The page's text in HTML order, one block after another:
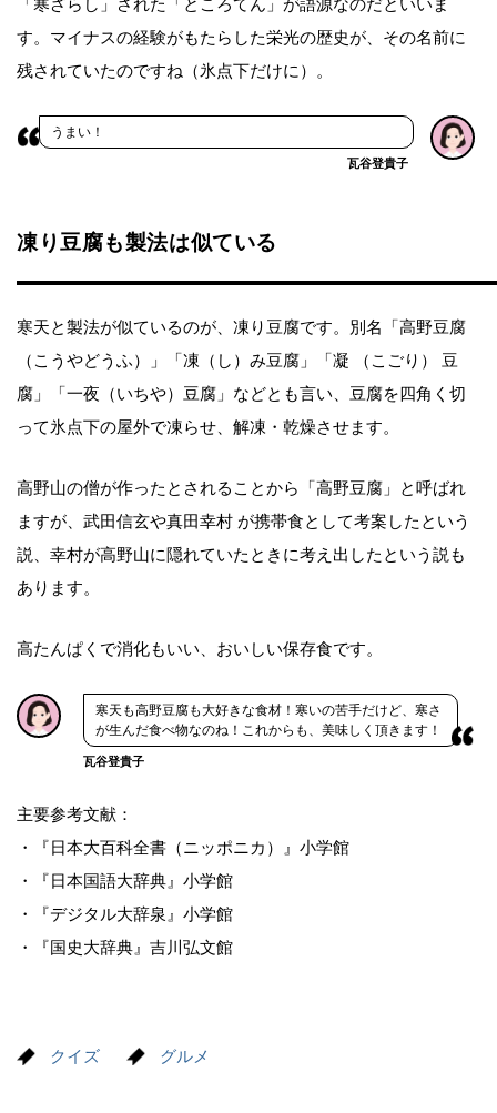
「寒ざらし」された「ところてん」が語源なのだといいま
す。マイナスの経験がもたらした栄光の歴史が、その名前に
残されていたのですね（氷点下だけに）。
うまい！
瓦谷登貴子
凍り豆腐も製法は似ている
寒天と製法が似ているのが、凍り豆腐です。別名「高野豆腐
（こうやどうふ）」「凍（し）み豆腐」「凝 （こごり） 豆
腐」「一夜（いちや）豆腐」などとも言い、豆腐を四角く切
って氷点下の屋外で凍らせ、解凍・乾燥させます。
高野山の僧が作ったとされることから「高野豆腐」と呼ばれ
ますが、武田信玄や真田幸村 が携帯食として考案したという
説、幸村が高野山に隠れていたときに考え出したという説も
あります。
高たんぱくで消化もいい、おいしい保存食です。
寒天も高野豆腐も大好きな食材！寒いの苦手だけど、寒さ
が生んだ食べ物なのね！これからも、美味しく頂きます！
瓦谷登貴子
主要参考文献：
・『日本大百科全書（ニッポニカ）』小学館
・『日本国語大辞典』小学館
・『デジタル大辞泉』小学館
・『国史大辞典』吉川弘文館
クイズ グルメ